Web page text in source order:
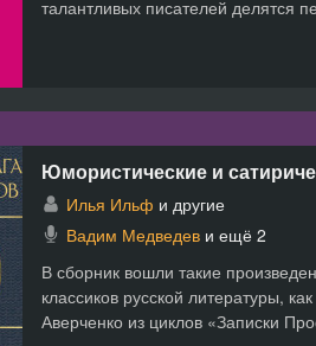
талантливых писателей делятся
Юмористические и
Илья Ильф и другие
Вадим Медведев и ещё 2
В сборник вошли такие
классиков русской литературы,
Аверченко из циклов «Записки